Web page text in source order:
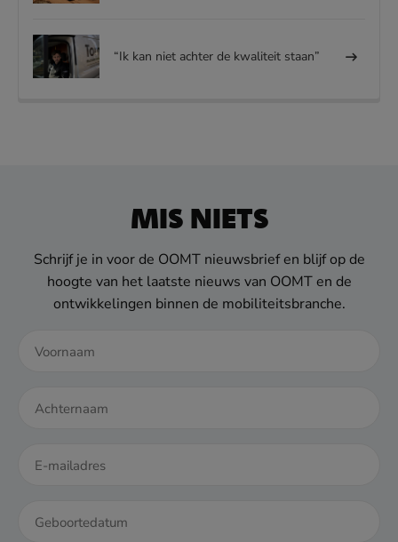
“Ik kan niet achter de kwaliteit staan”
MIS NIETS
Schrijf je in voor de OOMT nieuwsbrief en blijf op de
hoogte van het laatste nieuws van OOMT en de
ontwikkelingen binnen de mobiliteitsbranche.
DD